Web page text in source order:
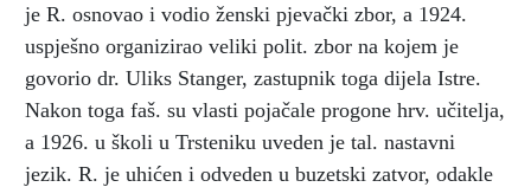
je R. osnovao i vodio ženski pjevački zbor, a 1924.
uspješno organizirao veliki polit. zbor na kojem je
govorio dr. Uliks Stanger, zastupnik toga dijela Istre.
Nakon toga faš. su vlasti pojačale progone hrv. učitelja,
a 1926. u školi u Trsteniku uveden je tal. nastavni
jezik. R. je uhićen i odveden u buzetski zatvor, odakle